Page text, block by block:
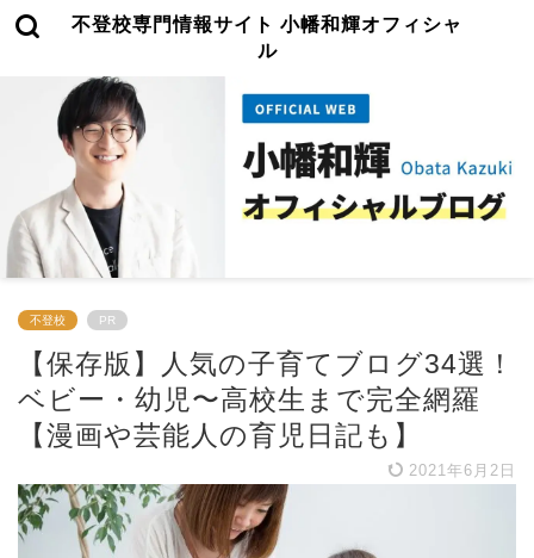
不登校専門情報サイト 小幡和輝オフィシャ
ル
不登校 PR
【保存版】人気の子育てブログ34選！
ベビー・幼児〜高校生まで完全網羅
【漫画や芸能人の育児日記も】
2021年6月2日